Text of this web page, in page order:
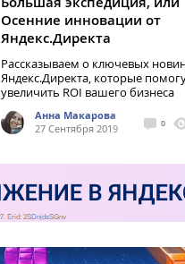
Осенние инновации от
Яндекс.Директа
Рассказываем о ключевых
Яндекс.Директа, которые
увеличить ROI вашего бизнеса
Анна Макарова
27 Сентября 2019
0